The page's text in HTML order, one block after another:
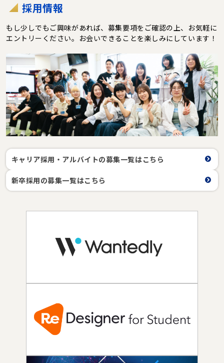
採用情報
もし少しでもご興味があれば、募集要項をご確認の上、お気軽に
エントリーください。お会いできることを楽しみにしています！
キャリア採用・アルバイトの募集一覧はこちら
新卒採用の募集一覧はこちら